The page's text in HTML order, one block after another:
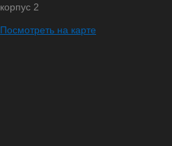
корпус 2
Посмотреть на карте